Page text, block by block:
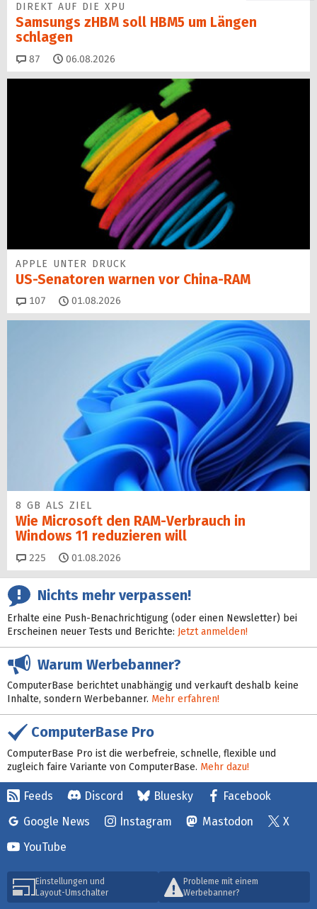
DIREKT AUF DIE XPU
Samsungs zHBM soll HBM5 um Längen
schlagen
87 Kommentare
06.08.2026
APPLE UNTER DRUCK
US-Senatoren warnen vor China-RAM
107 Kommentare
01.08.2026
8 GB ALS ZIEL
Wie Microsoft den RAM-Verbrauch in
Windows 11 reduzieren will
225 Kommentare
01.08.2026
Nichts mehr verpassen!
Erhalte eine Push-Benachrichtigung (oder einen Newsletter) bei
Erscheinen neuer Tests und Berichte: Jetzt anmelden!
Warum Werbebanner?
ComputerBase berichtet unabhängig und verkauft deshalb keine
Inhalte, sondern Werbebanner. Mehr erfahren!
ComputerBase Pro
ComputerBase Pro ist die werbefreie, schnelle, flexible und
zugleich faire Variante von ComputerBase. Mehr dazu!
Feeds Discord Bluesky
Facebook
Google News
Instagram Mastodon
X
YouTube
Einstellungen und
Layout-Umschalter
Probleme mit einem
Werbebanner?